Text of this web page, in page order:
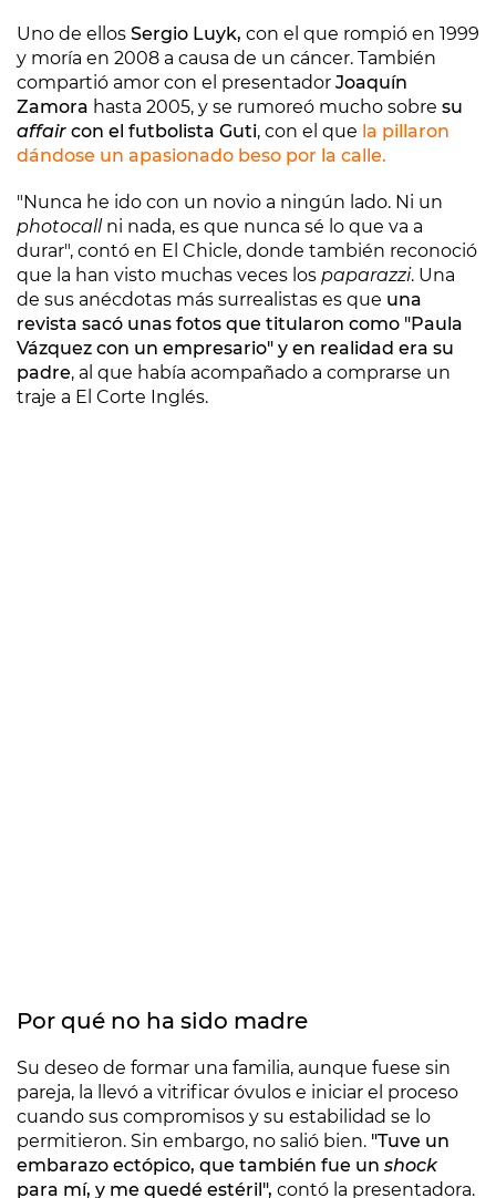
Uno de ellos Sergio Luyk, con el que rompió en 1999
y moría en 2008 a causa de un cáncer. También
compartió amor con el presentador Joaquín
Zamora hasta 2005, y se rumoreó mucho sobre su
affair con el futbolista Guti, con el que la pillaron
dándose un apasionado beso por la calle.
"Nunca he ido con un novio a ningún lado. Ni un
photocallni nada, es que nunca sé lo que va a
durar", contó en El Chicle, donde también reconoció
que la han visto muchas veces los paparazzi. Una
de sus anécdotas más surrealistas es que una
revista sacó unas fotos que titularon como "Paula
Vázquez con un empresario" y en realidad era su
padre, al que había acompañado a comprarse un
traje a El Corte Inglés.
Por qué no ha sido madre
Su deseo de formar una familia, aunque fuese sin
pareja, la llevó a vitrificar óvulos e iniciar el proceso
cuando sus compromisos y su estabilidad se lo
permitieron. Sin embargo, no salió bien. "Tuve un
embarazo ectópico, que también fue un shock
para mí, y me quedé estéril", contó la presentadora.